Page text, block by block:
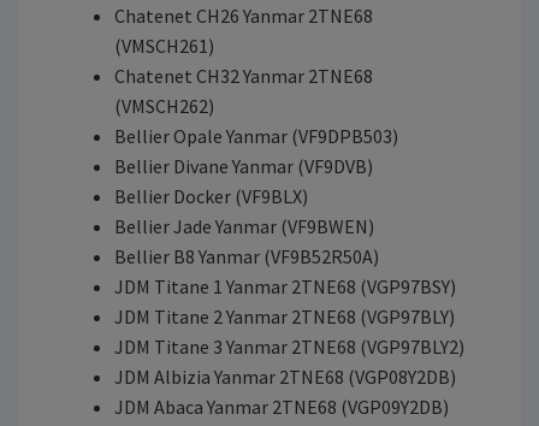
Chatenet CH26 Yanmar 2TNE68
(VMSCH261)
Chatenet CH32 Yanmar 2TNE68
(VMSCH262)
Bellier Opale Yanmar (VF9DPB503)
Bellier Divane Yanmar (VF9DVB)
Bellier Docker (VF9BLX)
Bellier Jade Yanmar (VF9BWEN)
Bellier B8 Yanmar (VF9B52R50A)
JDM Titane 1 Yanmar 2TNE68 (VGP97BSY)
JDM Titane 2 Yanmar 2TNE68 (VGP97BLY)
JDM Titane 3 Yanmar 2TNE68 (VGP97BLY2)
JDM Albizia Yanmar 2TNE68 (VGP08Y2DB)
JDM Abaca Yanmar 2TNE68 (VGP09Y2DB)